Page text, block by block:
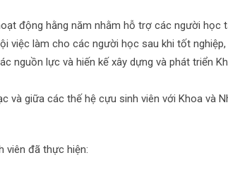
động hằng năm nhằm hỗ trợ các người
việc làm cho các người học sau khi tốt
nguồn lực và hiến kế xây dựng và phát triển
và giữa các thế hệ cựu sinh viên với Khoa
viên đã thực hiện: